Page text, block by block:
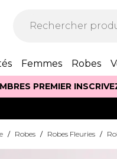
Femmes Robes
PREMIER
/ Robes / Robes Fleuries /